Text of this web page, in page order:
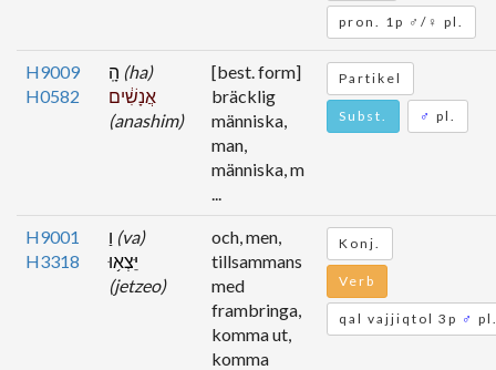
pron. 1p ♂/♀ pl.
H9009
H0582
(ha)
אֲנָשִׁ֔ים
(anashim)
[best. form]
bräcklig
människa,
man,
människa, m
...
Partikel
Subst. ♂ pl.
H9001
H3318
(va)
יֵּצְא֥וּ
(jetzeo)
och, men,
tillsammans
med
frambringa,
komma ut,
komma
Konj.
Verb
qal vajjiqtol 3p ♂